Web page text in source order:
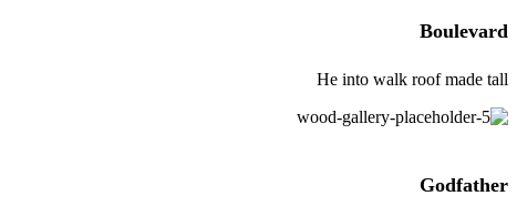
Boulevard
He into walk roof made tall
Godfather